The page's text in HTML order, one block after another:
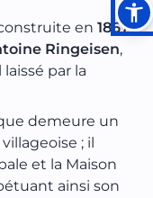
en 1867
Ringeisen,
par la
demeure un
; il
et la Maison
ainsi son